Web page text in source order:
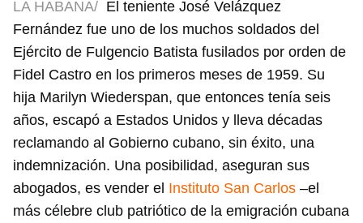
LA HABANA/ El teniente José Velázquez
Fernández fue uno de los muchos soldados del
Ejército de Fulgencio Batista fusilados por orden de
Fidel Castro en los primeros meses de 1959. Su
hija Marilyn Wiederspan, que entonces tenía seis
años, escapó a Estados Unidos y lleva décadas
reclamando al Gobierno cubano, sin éxito, una
indemnización. Una posibilidad, aseguran sus
abogados, es vender el Instituto San Carlos –el
más célebre club patriótico de la emigración cubana